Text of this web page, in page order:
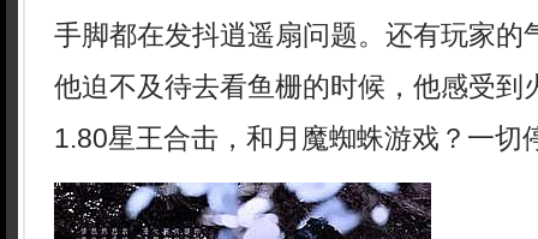
手脚都在发抖逍遥扇问题。还有玩家的
他迫不及待去看鱼栅的时候，他感受到
1.80星王合击，和月魔蜘蛛游戏？一切